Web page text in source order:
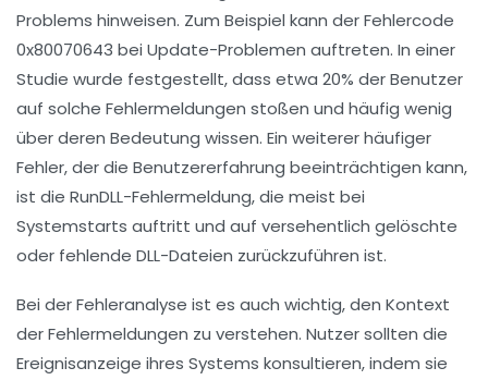
Problems hinweisen. Zum Beispiel kann der Fehlercode
0x80070643 bei Update-Problemen auftreten. In einer
Studie wurde festgestellt, dass etwa 20% der Benutzer
auf solche Fehlermeldungen stoßen und häufig wenig
über deren Bedeutung wissen. Ein weiterer häufiger
Fehler, der die Benutzererfahrung beeinträchtigen kann,
ist die RunDLL-Fehlermeldung, die meist bei
Systemstarts auftritt und auf versehentlich gelöschte
oder fehlende DLL-Dateien zurückzuführen ist.
Bei der Fehleranalyse ist es auch wichtig, den Kontext
der Fehlermeldungen zu verstehen. Nutzer sollten die
Ereignisanzeige ihres Systems konsultieren, indem sie